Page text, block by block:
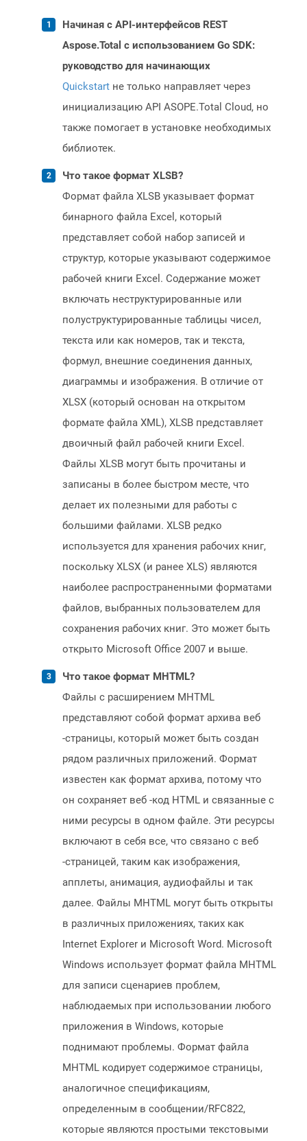
Начиная с API-интерфейсов REST
Aspose.Total с использованием Go SDK:
руководство для начинающих
Quickstart не только направляет через
инициализацию API ASOPE.Total Cloud, но
также помогает в установке необходимых
библиотек.
Что такое формат XLSB?
Формат файла XLSB указывает формат
бинарного файла Excel, который
представляет собой набор записей и
структур, которые указывают содержимое
рабочей книги Excel. Содержание может
включать неструктурированные или
полуструктурированные таблицы чисел,
текста или как номеров, так и текста,
формул, внешние соединения данных,
диаграммы и изображения. В отличие от
XLSX (который основан на открытом
формате файла XML), XLSB представляет
двоичный файл рабочей книги Excel.
Файлы XLSB могут быть прочитаны и
записаны в более быстром месте, что
делает их полезными для работы с
большими файлами. XLSB редко
используется для хранения рабочих книг,
поскольку XLSX (и ранее XLS) являются
наиболее распространенными форматами
файлов, выбранных пользователем для
сохранения рабочих книг. Это может быть
открыто Microsoft Office 2007 и выше.
Что такое формат MHTML?
Файлы с расширением MHTML
представляют собой формат архива веб
-страницы, который может быть создан
рядом различных приложений. Формат
известен как формат архива, потому что
он сохраняет веб -код HTML и связанные с
ними ресурсы в одном файле. Эти ресурсы
включают в себя все, что связано с веб
-страницей, таким как изображения,
апплеты, анимация, аудиофайлы и так
далее. Файлы MHTML могут быть открыты
в различных приложениях, таких как
Internet Explorer и Microsoft Word. Microsoft
Windows использует формат файла MHTML
для записи сценариев проблем,
наблюдаемых при использовании любого
приложения в Windows, которые
поднимают проблемы. Формат файла
MHTML кодирует содержимое страницы,
аналогичное спецификациям,
определенным в сообщении/RFC822,
которые являются простыми текстовыми